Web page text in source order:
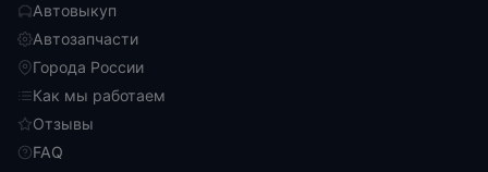
Автовыкуп
Автозапчасти
Города России
Как мы работаем
Отзывы
FAQ